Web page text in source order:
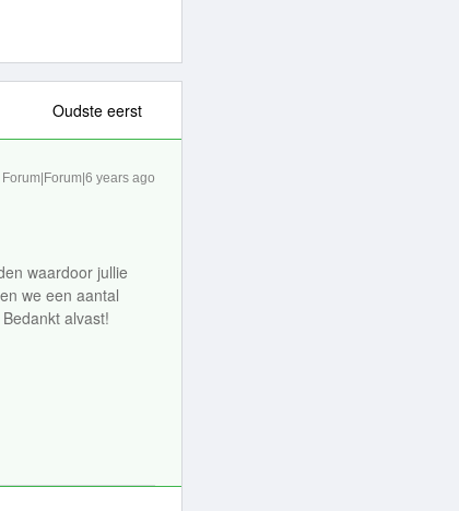
Oudste eerst
Forum|Forum|6 years ago
waardoor jullie
we een aantal
alvast!